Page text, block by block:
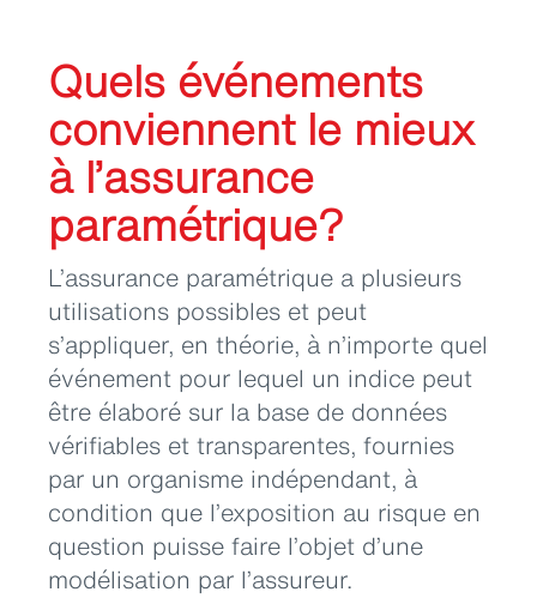
Quels événements
conviennent le mieux
à l’assurance
paramétrique?
L’assurance paramétrique a plusieurs
utilisations possibles et peut
s’appliquer, en théorie, à n’importe quel
événement pour lequel un indice peut
être élaboré sur la base de données
vérifiables et transparentes, fournies
par un organisme indépendant, à
condition que l’exposition au risque en
question puisse faire l’objet d’une
modélisation par l’assureur.